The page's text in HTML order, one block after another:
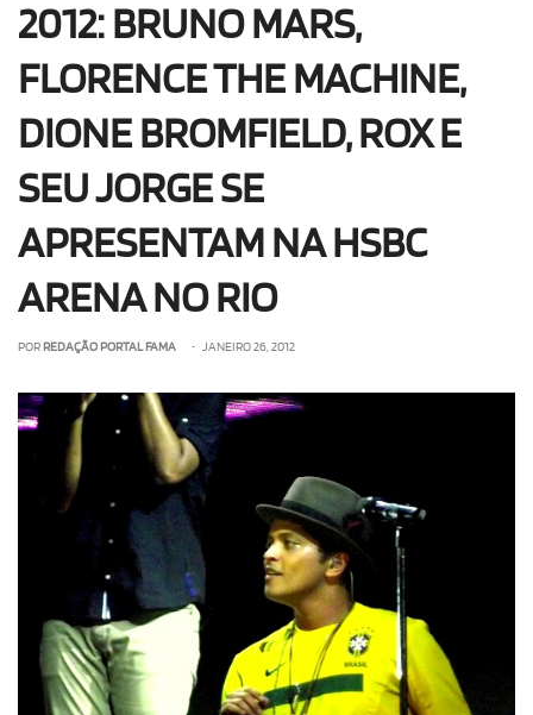
2012: BRUNO MARS,
FLORENCE THE MACHINE,
DIONE BROMFIELD, ROX E
SEU JORGE SE
APRESENTAM NA HSBC
ARENA NO RIO
POR REDAÇÃO PORTAL FAMA • JANEIRO 26, 2012